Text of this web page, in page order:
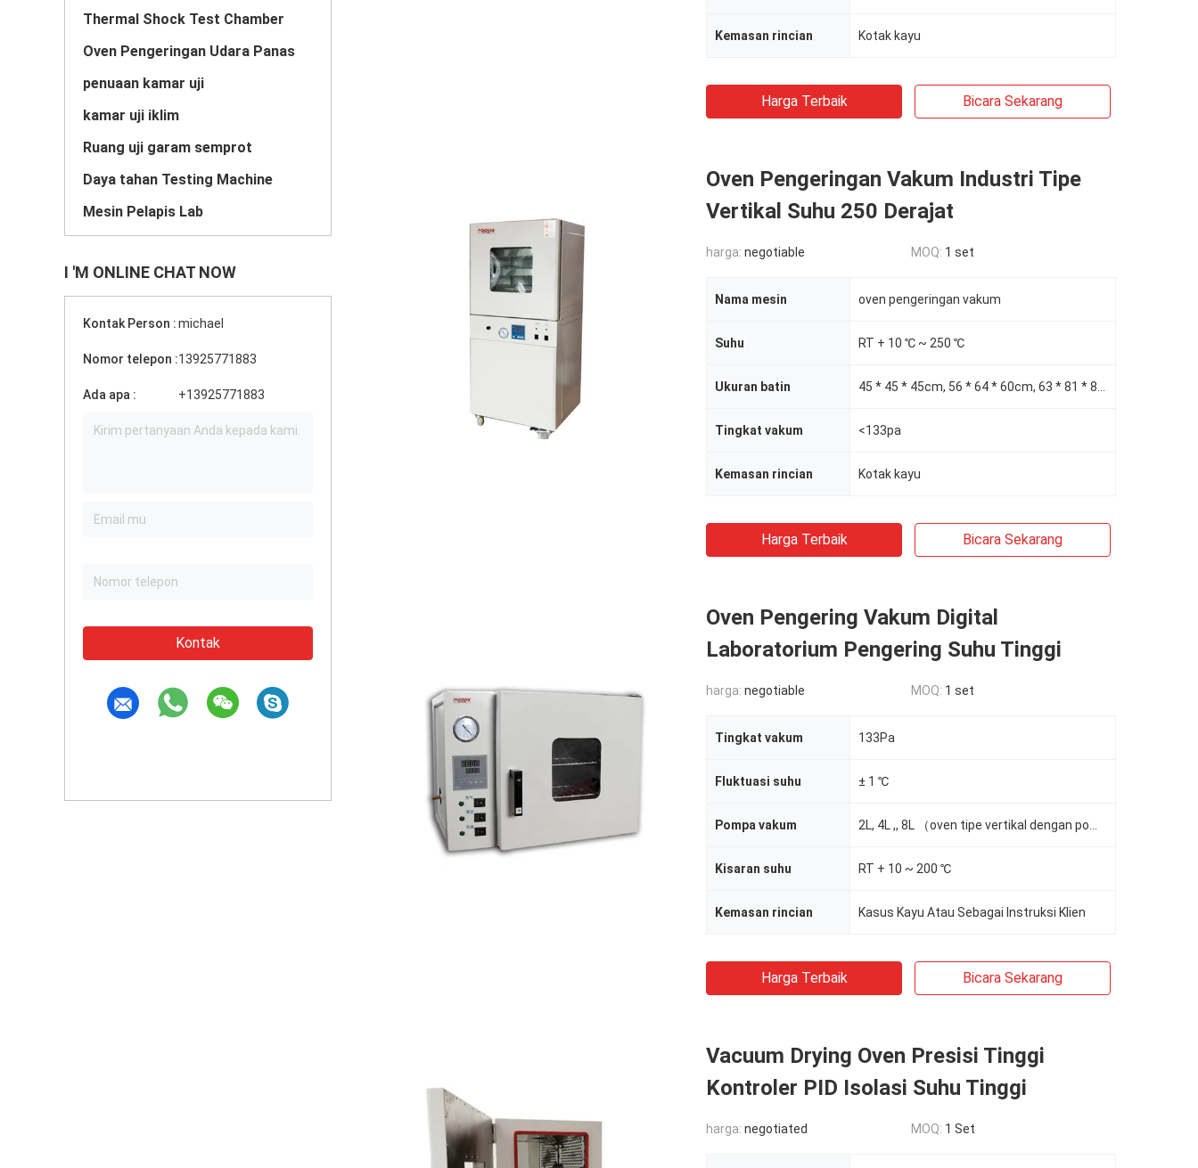
Thermal Shock Test Chamber
Oven Pengeringan Udara Panas
penuaan kamar uji
kamar uji iklim
Ruang uji garam semprot
Daya tahan Testing Machine
Mesin Pelapis Lab
I 'M ONLINE CHAT NOW
Kontak Person :michael
Nomor telepon :13925771883
Ada apa : +13925771883
Kontak
Kemasan rincian Kotak kayu
Harga Terbaik Bicara Sekarang
Oven Pengeringan Vakum Industri Tipe
Vertikal Suhu 250 Derajat
harga: negotiable MOQ: 1 set
Nama mesin oven pengeringan vakum
Suhu RT + 10 ℃ ~ 250 ℃
Ukuran batin
Tingkat vakum <133pa
Kemasan rincian Kotak kayu
Harga Terbaik Bicara Sekarang
Oven Pengering Vakum Digital
Laboratorium Pengering Suhu Tinggi
harga: negotiable MOQ: 1 set
Tingkat vakum 133Pa
Fluktuasi suhu ± 1 ℃
Pompa vakum
Kisaran suhu RT + 10 ~ 200 ℃
Kemasan rincian Kasus Kayu Atau Sebagai Instruksi Klien
Harga Terbaik Bicara Sekarang
Vacuum Drying Oven Presisi Tinggi
Kontroler PID Isolasi Suhu Tinggi
harga: negotiated MOQ: 1 Set